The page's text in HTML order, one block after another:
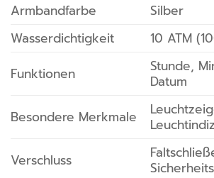
Armbandfarbe
Silber
Wasserdichtigkeit
10 ATM
Funktionen
Stunde,
Datum
Besondere Merkmale
Verschluss